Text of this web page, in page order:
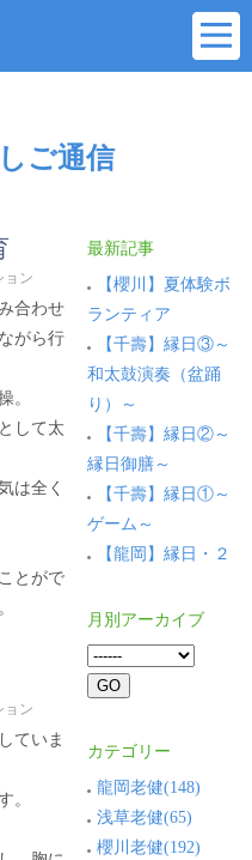
ご通信
ョン
合わせ
がら行
。
して太
は全く
とがで
ョン
ていま
。
最新記事
【櫻川】夏体験ボ
ランティア
【千壽】縁日③～
和太鼓演奏（盆踊
り）～
【千壽】縁日②～
縁日御膳～
【千壽】縁日①～
ゲーム～
【龍岡】縁日・２
月別アーカイブ
カテゴリー
龍岡老健(148)
浅草老健(65)
櫻川老健(192)